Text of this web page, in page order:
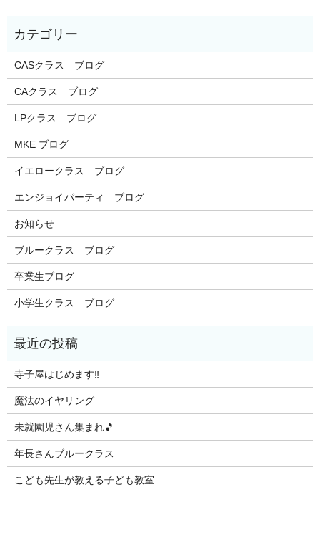
CASクラス ブログ
CAクラス ブログ
LPクラス ブログ
MKE ブログ
イエロークラス ブログ
エンジョイパーティ ブログ
お知らせ
ブルークラス ブログ
卒業生ブログ
小学生クラス ブログ
寺子屋はじめます‼️
魔法のイヤリング
未就園児さん集まれ🎵
年長さんブルークラス
こども先生が教える子ども教室